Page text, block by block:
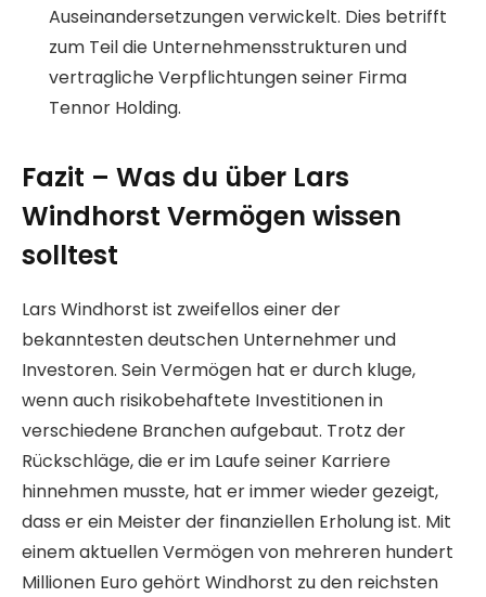
Auseinandersetzungen verwickelt. Dies betrifft
zum Teil die Unternehmensstrukturen und
vertragliche Verpflichtungen seiner Firma
Tennor Holding.
Fazit – Was du über Lars
Windhorst Vermögen wissen
solltest
Lars Windhorst ist zweifellos einer der
bekanntesten deutschen Unternehmer und
Investoren. Sein Vermögen hat er durch kluge,
wenn auch risikobehaftete Investitionen in
verschiedene Branchen aufgebaut. Trotz der
Rückschläge, die er im Laufe seiner Karriere
hinnehmen musste, hat er immer wieder gezeigt,
dass er ein Meister der finanziellen Erholung ist. Mit
einem aktuellen Vermögen von mehreren hundert
Millionen Euro gehört Windhorst zu den reichsten